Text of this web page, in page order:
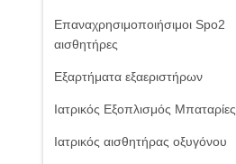
Επαναχρησιμοποιήσιμοι Spo2
αισθητήρες
Εξαρτήματα εξαεριστήρων
Ιατρικός Εξοπλισμός Μπαταρίες
Ιατρικός αισθητήρας οξυγόνου